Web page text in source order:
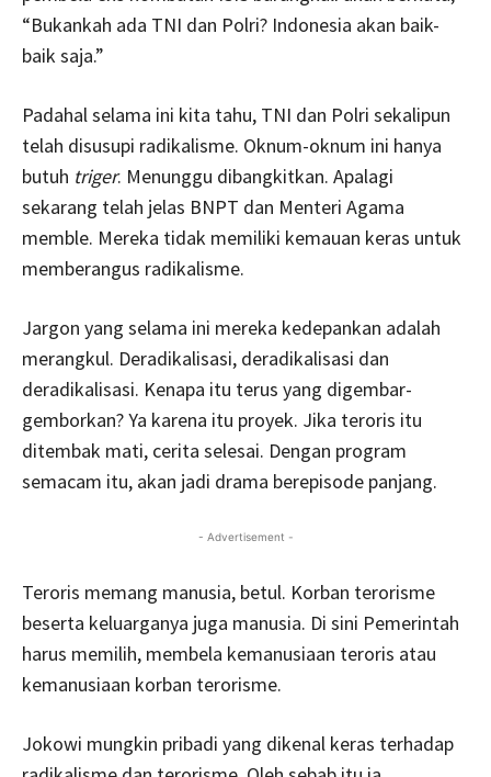
“Bukankah ada TNI dan Polri? Indonesia akan baik-
baik saja.”
Padahal selama ini kita tahu, TNI dan Polri sekalipun
telah disusupi radikalisme. Oknum-oknum ini hanya
butuh triger. Menunggu dibangkitkan. Apalagi
sekarang telah jelas BNPT dan Menteri Agama
memble. Mereka tidak memiliki kemauan keras untuk
memberangus radikalisme.
Jargon yang selama ini mereka kedepankan adalah
merangkul. Deradikalisasi, deradikalisasi dan
deradikalisasi. Kenapa itu terus yang digembar-
gemborkan? Ya karena itu proyek. Jika teroris itu
ditembak mati, cerita selesai. Dengan program
semacam itu, akan jadi drama berepisode panjang.
- Advertisement -
Teroris memang manusia, betul. Korban terorisme
beserta keluarganya juga manusia. Di sini Pemerintah
harus memilih, membela kemanusiaan teroris atau
kemanusiaan korban terorisme.
Jokowi mungkin pribadi yang dikenal keras terhadap